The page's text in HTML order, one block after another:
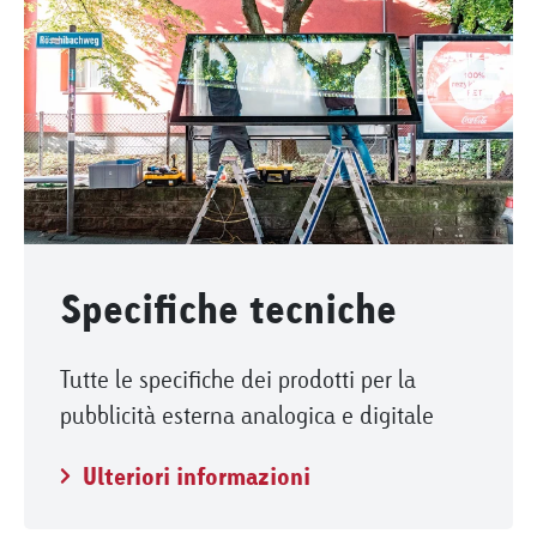
Specifiche tecniche
Tutte le specifiche dei prodotti per la
pubblicità esterna analogica e digitale
Ulteriori informazioni